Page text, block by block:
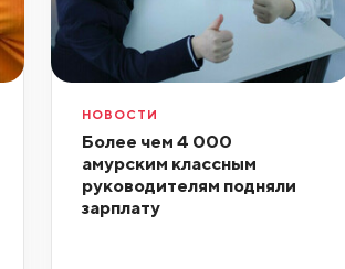
НОВОСТИ
Более чем 4 000
амурским классным
руководителям подняли
зарплату